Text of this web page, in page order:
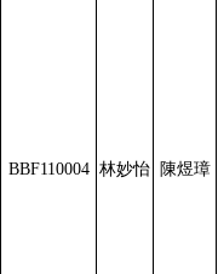
BBF110004 林妙怡 陳煜璋